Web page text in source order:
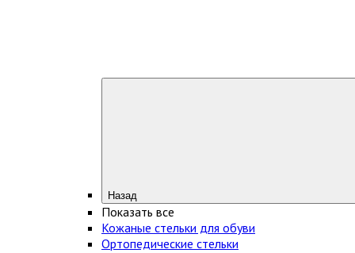
Назад
Показать все
Кожаные стельки для обуви
Ортопедические стельки